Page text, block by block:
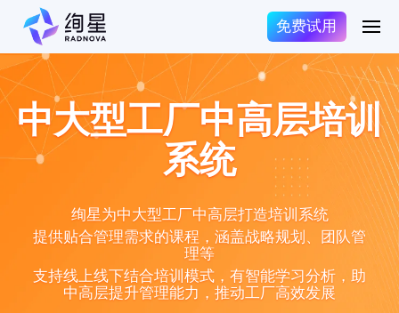
免费试用
中大型工厂中高层培训
系统
绚星为中大型工厂中高层打造培训系统
提供贴合管理需求的课程，涵盖战略规划、团队管
理等
支持线上线下结合培训模式，有智能学习分析，助
中高层提升管理能力，推动工厂高效发展